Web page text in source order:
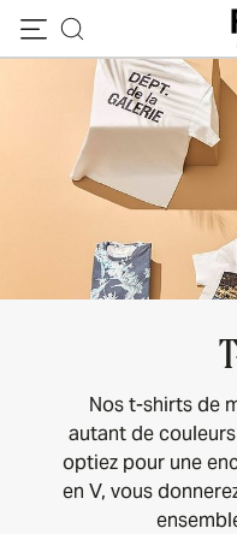
Passer au contenu
Nos t-shirts de
autant de
optiez pour une
en V, vous